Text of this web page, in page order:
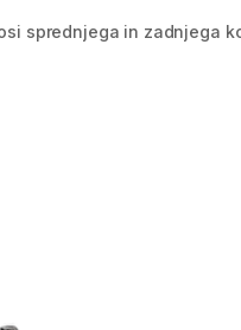
sprednjega in zadnjega